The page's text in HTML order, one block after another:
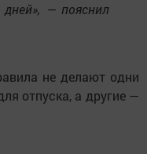
дней», — пояснил
не делают одни
отпуска, а другие —